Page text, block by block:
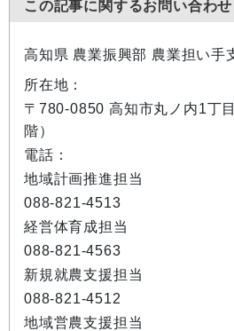
この記事に関するお問い合わせ
高知県 農業振興部 農業担い手
所在地：
〒780-0850 高知市丸ノ内1丁
階）
電話：
地域計画推進担当
088-821-4513
経営体育成担当
088-821-4563
新規就農支援担当
088-821-4512
地域営農支援担当